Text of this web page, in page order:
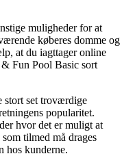
muligheder for at
køberes domme og
at du iagttager online
Fun Pool Basic sort
stort set troværdige
popularitet.
hvor det er muligt at
tilmed må drages
hos kunderne.